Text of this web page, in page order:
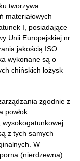
tworzywa
materiałowych
I, posiadające
Unii Europejskiej nr
jakością ISO
wykonane są o
chińskich łożysk
zgodnie z
powłok
z tych samych
W
(nierdzewna).